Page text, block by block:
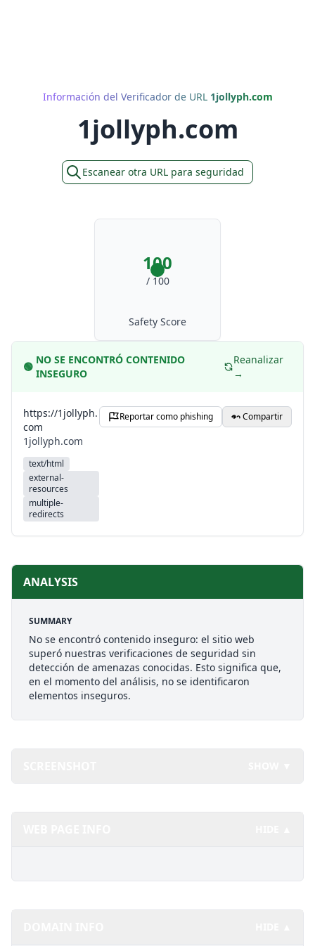
Información del Verificador de URL 1jollyph.com
1jollyph.com
Escanear otra URL para seguridad
100
/ 100
Safety Score
🟢
NO SE ENCONTRÓ CONTENIDO
INSEGURO
Reanalizar
→
https://1jollyph.
com
1jollyph.com
text/html
external-
resources
multiple-
redirects
Reportar como phishing Compartir
ANALYSIS
SUMMARY
No se encontró contenido inseguro: el sitio web
superó nuestras verificaciones de seguridad sin
detección de amenazas conocidas. Esto significa que,
en el momento del análisis, no se identificaron
elementos inseguros.